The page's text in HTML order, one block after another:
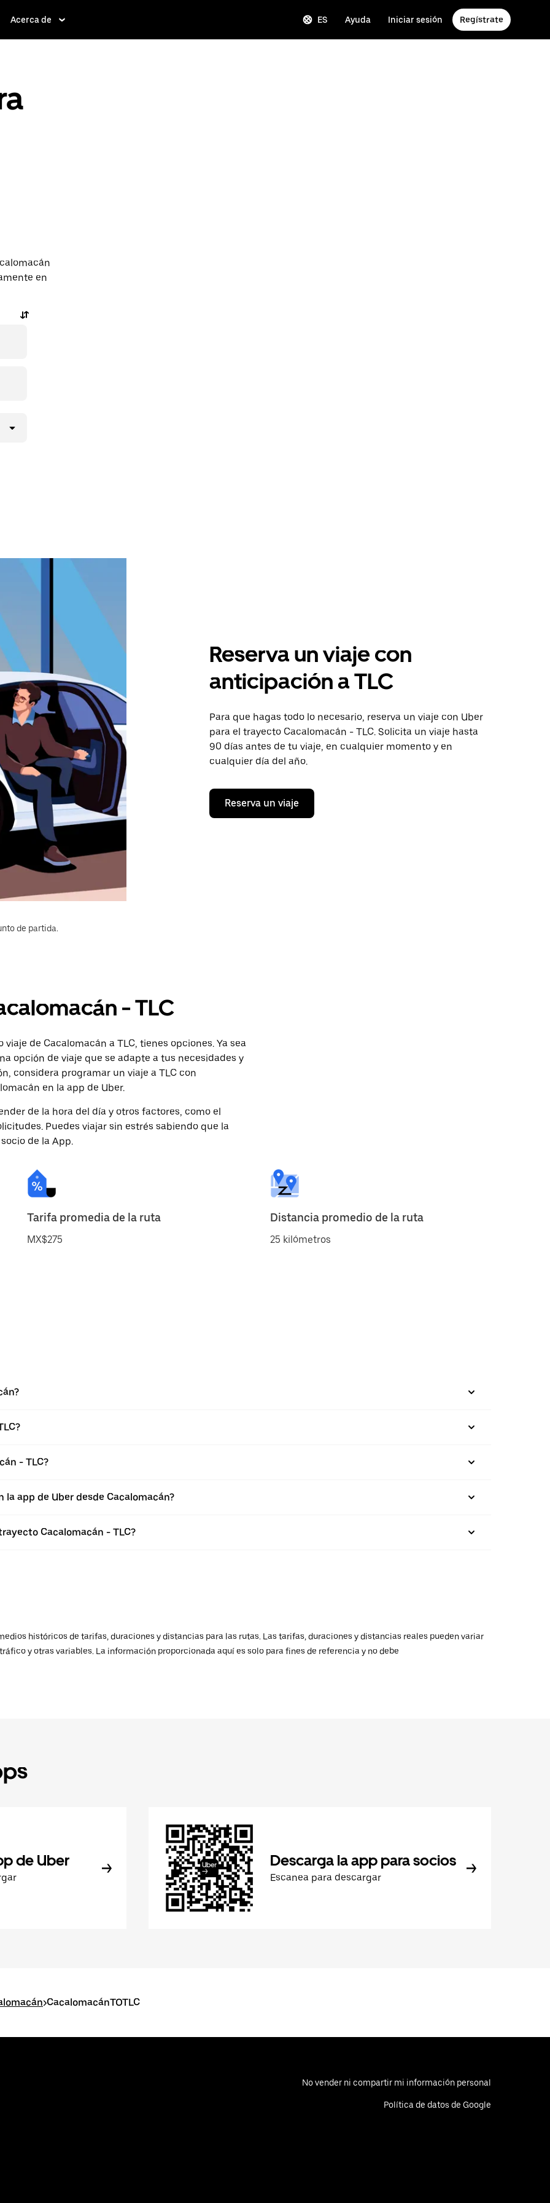
Acerca de ES Ayuda Iniciar sesión Regístrate
en
Reserva un viaje con
anticipación a TLC
Para que hagas todo lo necesario, reserva un viaje con Uber
para el trayecto Cacalomacán - TLC. Solicita un viaje hasta
90 días antes de tu viaje, en cualquier momento y en
cualquier día del año.
Reserva un viaje
de partida.
- TLC
de Cacalomacán a TLC, tienes opciones. Ya sea
opción de viaje que se adapte a tus necesidades y
considera programar un viaje a TLC con
en la app de Uber.
de la hora del día y otros factores, como el
Puedes viajar sin estrés sabiendo que la
de la App.
Tarifa promedia de la ruta
MX$275
Distancia promedio de la ruta
25 kilómetros
- TLC?
app de Uber desde Cacalomacán?
Cacalomacán - TLC?
históricos de tarifas, duraciones y distancias para las rutas. Las tarifas, duraciones y distancias reales pueden variar
y otras variables. La información proporcionada aquí es solo para fines de referencia y no debe
de Uber Descarga la app para socios
Escanea para descargar
>CacalomacánTOTLC
No vender ni compartir mi información personal
Política de datos de Google